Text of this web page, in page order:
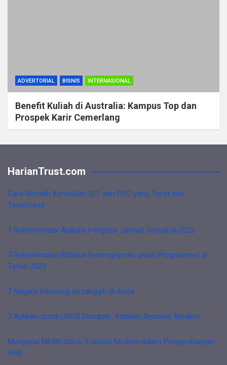
ADVERTORIAL BISNIS INTERNASIONAL
Benefit Kuliah di Australia: Kampus Top dan
Prospek Karir Cemerlang
HarianTrust.com
Cara Memilih Konsultan SLF dan PBG yang Tepat dan
Terpercaya
7 Rekomendasi Aplikasi Pengatur Jadwal Terbaik di 2025
7 Rekomendasi Bahasa Pemrograman untuk Programmer di
Tahun 2025
7 Negara teknologi tercanggih di dunia
7 Aplikasi untuk UI/UX Designer: Andalan Desainer Modern
Mengenal MERN Stack: Fondasi Modern dalam Pengembangan
Web